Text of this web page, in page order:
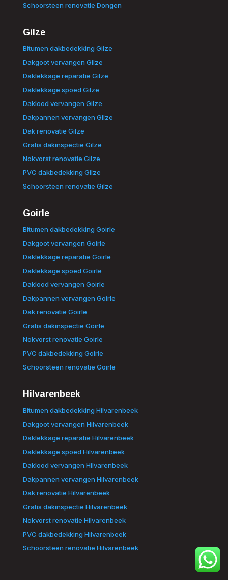
Schoorsteen renovatie Dongen
Gilze
Bitumen dakbedekking Gilze
Dakgoot vervangen Gilze
Daklekkage reparatie Gilze
Daklekkage spoed Gilze
Daklood vervangen Gilze
Dakpannen vervangen Gilze
Dak renovatie Gilze
Gratis dakinspectie Gilze
Nokvorst renovatie Gilze
PVC dakbedekking Gilze
Schoorsteen renovatie Gilze
Goirle
Bitumen dakbedekking Goirle
Dakgoot vervangen Goirle
Daklekkage reparatie Goirle
Daklekkage spoed Goirle
Daklood vervangen Goirle
Dakpannen vervangen Goirle
Dak renovatie Goirle
Gratis dakinspectie Goirle
Nokvorst renovatie Goirle
PVC dakbedekking Goirle
Schoorsteen renovatie Goirle
Hilvarenbeek
Bitumen dakbedekking Hilvarenbeek
Dakgoot vervangen Hilvarenbeek
Daklekkage reparatie Hilvarenbeek
Daklekkage spoed Hilvarenbeek
Daklood vervangen Hilvarenbeek
Dakpannen vervangen Hilvarenbeek
Dak renovatie Hilvarenbeek
Gratis dakinspectie Hilvarenbeek
Nokvorst renovatie Hilvarenbeek
PVC dakbedekking Hilvarenbeek
Schoorsteen renovatie Hilvarenbeek